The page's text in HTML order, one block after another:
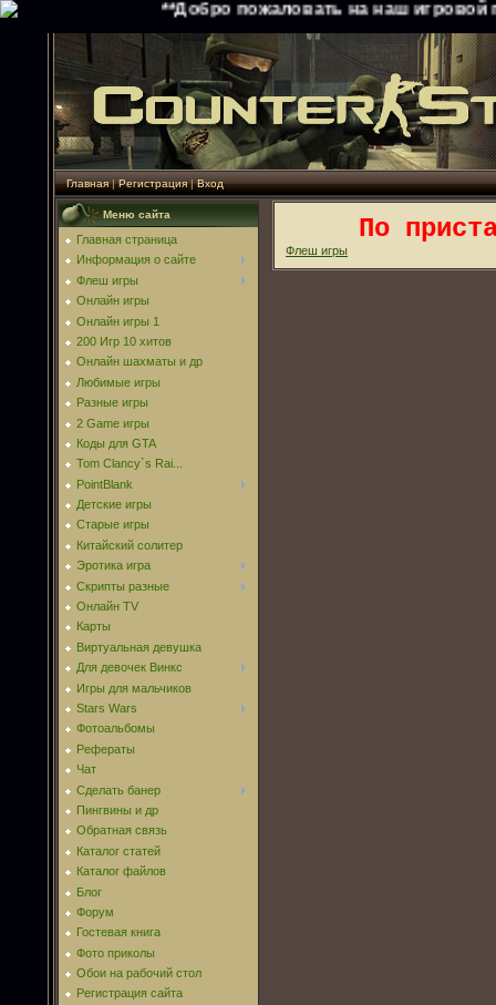
**Добро пожаловать на наш игровой
Главная|Регистрация|Вход
Меню сайта
Главная страница
Информация о сайте
Флеш игры
Онлайн игры
Онлайн игры 1
200 Игр 10 хитов
Онлайн шахматы и др
Любимые игры
Разные игры
2 Game игры
Коды для GTA
Tom Clancy`s Rai...
PointBlank
Детские игры
Старые игры
Китайский солитер
Эротика игра
Скрипты разные
Онлайн TV
Карты
Виртуальная девушка
Для девочек Винкс
Игры для мальчиков
Stars Wars
Фотоальбомы
Рефераты
Чат
Сделать банер
Пингвины и др
Обратная связь
Каталог статей
Каталог файлов
Блог
Форум
Гостевая книга
Фото приколы
Обои на рабочий стол
Регистрация сайта
По
Флеш игры